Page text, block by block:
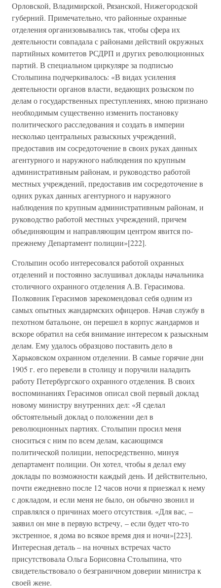
Орловской, Владимирской, Рязанской, Нижегородской
губерний. Примечательно, что районные охранные
отделения организовывались так, чтобы сфера их
деятельности совпадала с районами действий окружных
партийных комитетов РСДРП и других революционных
партий. В специальном циркуляре за подписью
Столыпина подчеркивалось: «В видах усиления
деятельности органов власти, ведающих розыском по
делам о государственных преступлениях, мною признано
необходимым существенно изменить постановку
политического расследования и создать в империи
несколько центральных разыскных учреждений,
предоставив им сосредоточение в своих руках данных
агентурного и наружного наблюдения по крупным
административным районам, и руководство работой
местных учреждений, предоставив им сосредоточение в
одних руках данных агентурного и наружного
наблюдения по крупным административным районам, и
руководство работой местных учреждений, причем
объединяющим и направляющим центром явится по-
прежнему Департамент полиции»[222].
Столыпин особо интересовался работой охранных
отделений и постоянно заслушивал доклады начальника
столичного охранного отделения А.В. Герасимова.
Полковник Герасимов зарекомендовал себя одним из
самых опытных жандармских офицеров. Начав службу в
пехотном батальоне, он перешел в корпус жандармов и
вскоре обратил на себя внимание интересом к разыскным
делам. Ему удалось образцово поставить дело в
Харьковском охранном отделении. В самые горячие дни
1905 г. его перевели в столицу и поручили наладить
работу Петербургского охранного отделения. В своих
воспоминаниях Герасимов описал свой первый доклад
новому министру внутренних дел: «Я сделал
обстоятельный доклад о положении дел в
революционных партиях. Столыпин просил меня
сноситься с ним по всем делам, касающимся
политической полиции, непосредственно, минуя
департамент полиции. Он хотел, чтобы я делал ему
доклады по возможности каждый день. И действительно,
почти ежедневно после 12 часов ночи я приезжал к нему
с докладом, и если меня не было, он обычно звонил и
справлялся о причинах моего отсутствия. «Для вас, –
заявил он мне в первую встречу, – если будет что-то
экстренное, я дома во всякое время дня и ночи»[223].
Интересная деталь – на ночных встречах часто
присутствовала Ольга Борисовна Столыпина, что
свидетельствовало о безграничном доверии министра к
своей жене.